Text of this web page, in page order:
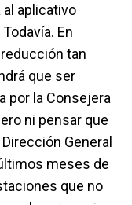
al aplicativo
En
tan
que ser
por la Consejera
ni pensar que
General
meses de
que no